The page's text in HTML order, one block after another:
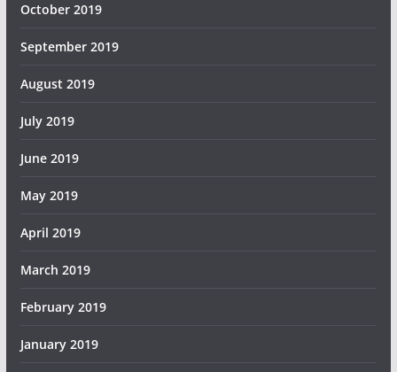
October 2019
September 2019
August 2019
July 2019
June 2019
May 2019
April 2019
March 2019
February 2019
January 2019